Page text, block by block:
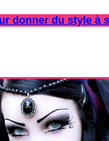
donner du style à